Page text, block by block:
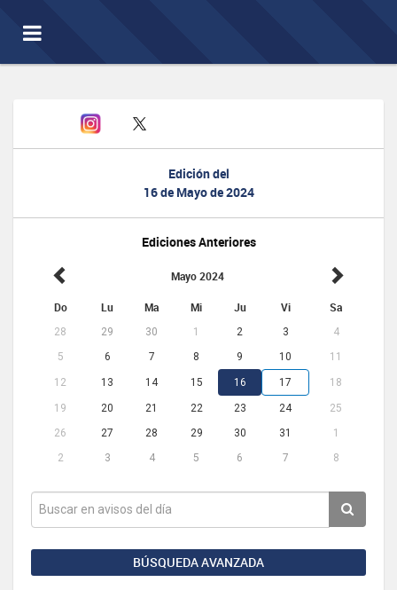
Toggle
navigation
Edición del
16 de Mayo de 2024
Ediciones Anteriores
Mayo 2024
Do Lu Ma Mi Ju Vi Sa
28 29 30 1 2 3
4
5
6 7 8 9 10 11
12 13 14 15 16 17 18
19 20 21 22 23 24
25
26
27 28 29 30 31
1
2
3 4 5 6 7 8
BÚSQUEDA AVANZADA